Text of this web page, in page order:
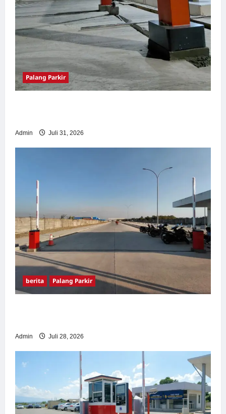
Palang Parkir
Admin Juli 31, 2026
berita Palang Parkir
Admin Juli 28, 2026